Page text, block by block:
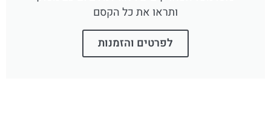
ותראו את כל הקסם
לפרטים והזמנות